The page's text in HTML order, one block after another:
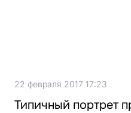
22 февраля 2017 17:23
Типичный портрет